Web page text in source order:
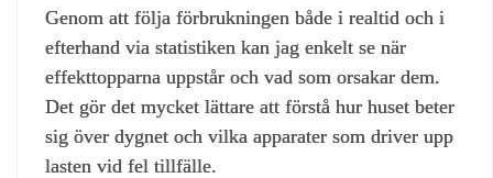
Genom att följa förbrukningen både i realtid och i
efterhand via statistiken kan jag enkelt se när
effekttopparna uppstår och vad som orsakar dem.
Det gör det mycket lättare att förstå hur huset beter
sig över dygnet och vilka apparater som driver upp
lasten vid fel tillfälle.